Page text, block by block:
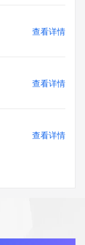
查看详情
查看详情
查看详情
查看详情